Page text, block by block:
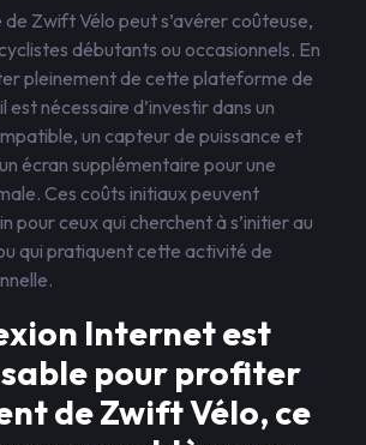
de Zwift Vélo peut s’avérer coûteuse,
débutants ou occasionnels. En
pleinement de cette plateforme de
est nécessaire d’investir dans un
un capteur de puissance et
écran supplémentaire pour une
Ces coûts initiaux peuvent
pour ceux qui cherchent à s’initier au
qui pratiquent cette activité de
Internet est
pour profiter
de Zwift Vélo, ce